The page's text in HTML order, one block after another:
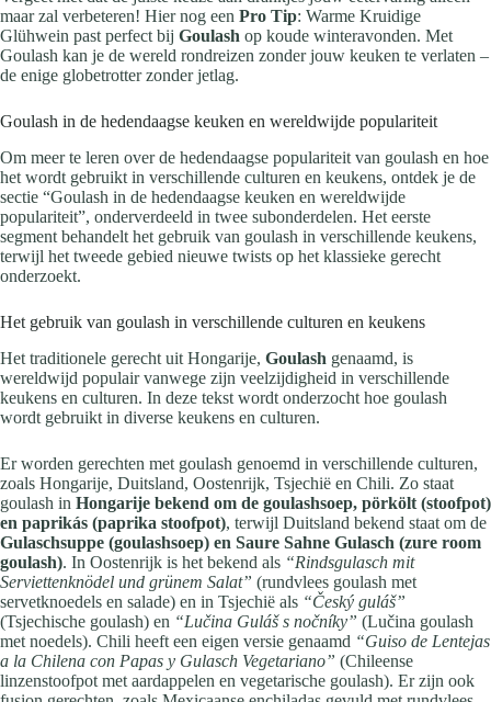
maar zal verbeteren! Hier nog een Pro Tip: Warme Kruidige
Glühwein past perfect bij Goulash op koude winteravonden. Met
Goulash kan je de wereld rondreizen zonder jouw keuken te verlaten –
de enige globetrotter zonder jetlag.
Goulash in de hedendaagse keuken en wereldwijde populariteit
Om meer te leren over de hedendaagse populariteit van goulash en hoe
het wordt gebruikt in verschillende culturen en keukens, ontdek je de
sectie “Goulash in de hedendaagse keuken en wereldwijde
populariteit”, onderverdeeld in twee subonderdelen. Het eerste
segment behandelt het gebruik van goulash in verschillende keukens,
terwijl het tweede gebied nieuwe twists op het klassieke gerecht
onderzoekt.
Het gebruik van goulash in verschillende culturen en keukens
Het traditionele gerecht uit Hongarije, Goulash genaamd, is
wereldwijd populair vanwege zijn veelzijdigheid in verschillende
keukens en culturen. In deze tekst wordt onderzocht hoe goulash
wordt gebruikt in diverse keukens en culturen.
Er worden gerechten met goulash genoemd in verschillende culturen,
zoals Hongarije, Duitsland, Oostenrijk, Tsjechië en Chili. Zo staat
goulash in Hongarije bekend om de goulashsoep, pörkölt (stoofpot)
en paprikás (paprika stoofpot), terwijl Duitsland bekend staat om de
Gulaschsuppe (goulashsoep) en Saure Sahne Gulasch (zure room
goulash). In Oostenrijk is het bekend als “Rindsgulasch mit
Serviettenknödel und grünem Salat” (rundvlees goulash met
servetknoedels en salade) en in Tsjechië als “Český guláš”
(Tsjechische goulash) en “Lučina Guláš s nočníky” (Lučina goulash
met noedels). Chili heeft een eigen versie genaamd “Guiso de Lentejas
a la Chilena con Papas y Gulasch Vegetariano” (Chileense
linzenstoofpot met aardappelen en vegetarische goulash). Er zijn ook